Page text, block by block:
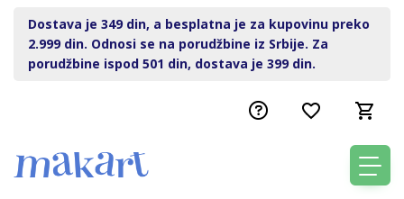
Dostava je 349 din, a besplatna je za kupovinu preko
2.999 din. Odnosi se na porudžbine iz Srbije. Za
porudžbine ispod 501 din, dostava je 399 din.